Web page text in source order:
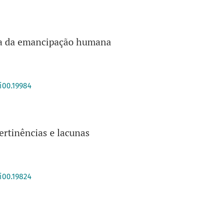
emancipação humana
e lacunas